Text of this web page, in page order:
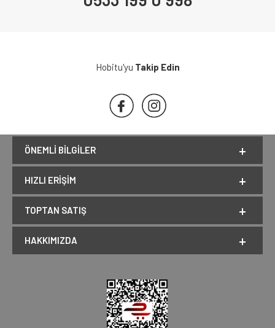
Hobitu'yu Takip Edin
ÖNEMLI BILGILER
HIZLI ERIŞIM
TOPTAN SATIŞ
HAKKIMIZDA